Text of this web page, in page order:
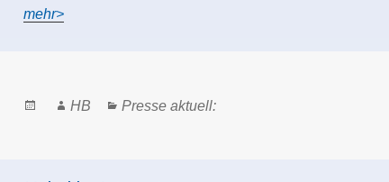
mehr>
PostedAuthor
HB Categories
Presse aktuell: